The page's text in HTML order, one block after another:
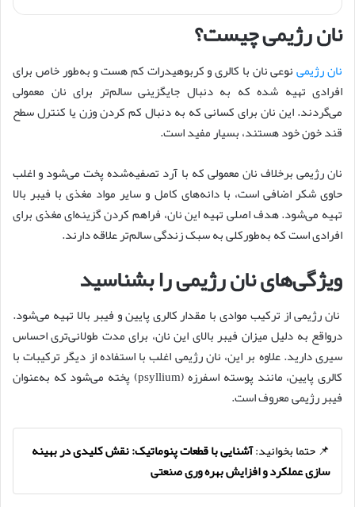
نان رژیمی چیست؟
نان رژیمینوعی نان با کالری و کربوهیدرات کم هست و به‌طور خاص برای
افرادی تهیه شده که به دنبال جایگزینی سالم‌تر برای نان معمولی
می‌گردند. این نان برای کسانی که به دنبال کم کردن وزن یا کنترل سطح
قند خون خود هستند، بسیار مفید است.
نان رژیمی برخلاف نان معمولی که با آرد تصفیه‌شده پخت می‌شود و اغلب
حاوی شکر اضافی است، با دانه‌های کامل و سایر مواد مغذی با فیبر بالا
تهیه می‌شود. هدف اصلی تهیه این نان، فراهم کردن گزینه‌ای مغذی برای
افرادی است که به‌طورکلی به سبک زندگی سالم‌تر علاقه دارند.
ویژگی‌های نان رژیمی را بشناسید
نان رژیمی از ترکیب موادی با مقدار کالری پایین و فیبر بالا تهیه می‌شود.
درواقع به دلیل میزان فیبر بالای این نان، برای مدت طولانی‌تری احساس
سیری دارید. علاوه بر این، نان رژیمی اغلب با استفاده از دیگر ترکیبات با
کالری پایین، مانند پوسته اسفرزه (psyllium) پخته می‌شود که به‌عنوان
فیبر رژیمی معروف است.
📌 حتما بخوانید:آشنایی با قطعات پنوماتیک: نقش کلیدی در بهینه
سازی عملکرد و افزایش بهره وری صنعتی